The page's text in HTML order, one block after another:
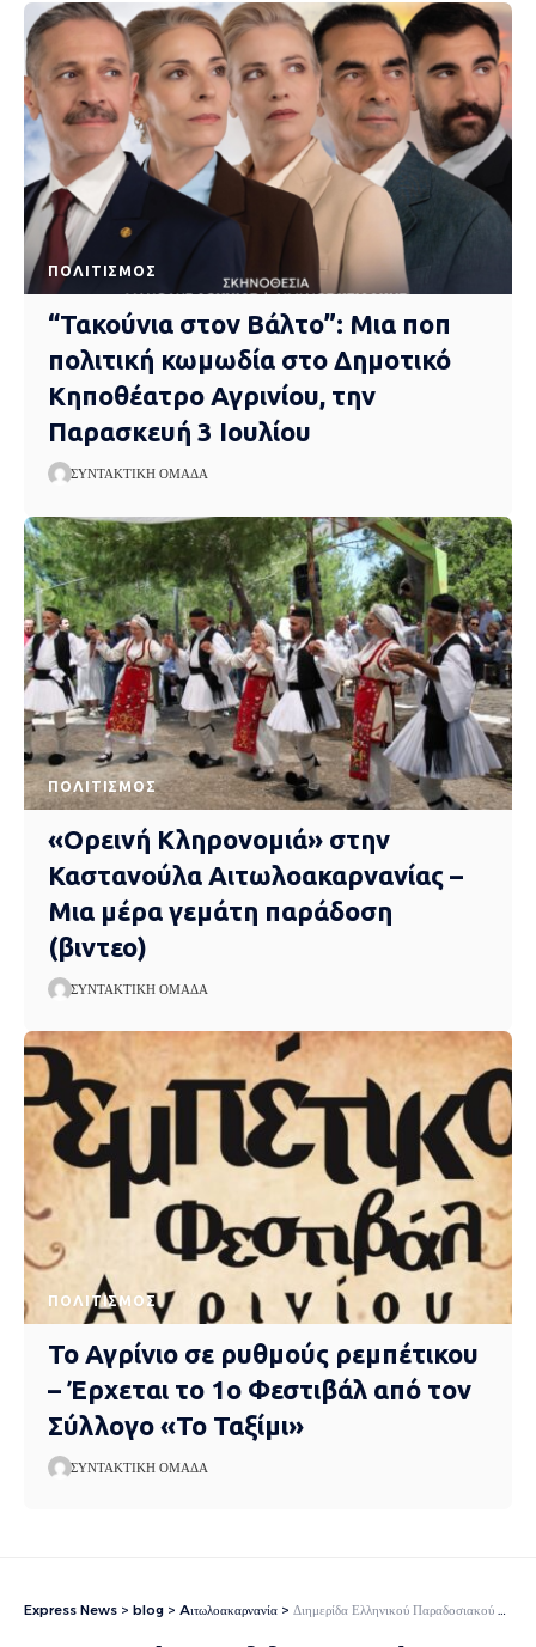
ΠΟΛΙΤΙΣΜΌΣ
“Τακούνια στον Βάλτο”: Μια ποπ
πολιτική κωμωδία στο Δημοτικό
Κηποθέατρο Αγρινίου, την
Παρασκευή 3 Ιουλίου
ΣΥΝΤΑΚΤΙΚΉ ΟΜΆΔΑ
ΠΟΛΙΤΙΣΜΌΣ
«Ορεινή Κληρονομιά» στην
Καστανούλα Αιτωλοακαρνανίας –
Μια μέρα γεμάτη παράδοση
(βιντεο)
ΣΥΝΤΑΚΤΙΚΉ ΟΜΆΔΑ
ΠΟΛΙΤΙΣΜΌΣ
Το Αγρίνιο σε ρυθμούς ρεμπέτικου
– Έρχεται το 1ο Φεστιβάλ από τον
Σύλλογο «Το Ταξίμι»
ΣΥΝΤΑΚΤΙΚΉ ΟΜΆΔΑ
Express News > blog > Aιτωλοακαρνανία > Διημερίδα Ελληνικού Παραδοσιακού Χορού στο Αγρίνιο